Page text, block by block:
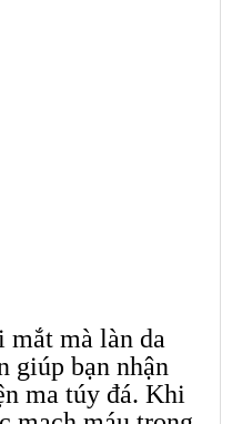
mà làn da
giúp bạn nhận
ma túy đá. Khi